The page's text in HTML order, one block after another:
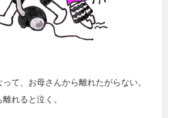
て、お母さんから離れたがらない。
れると泣く。